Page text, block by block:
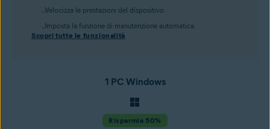
Velocizza le prestazioni del dispositivo.
Imposta la funzione di manutenzione automatica.
Scopri tutte le funzionalità
1 PC Windows
Risparmia 50%